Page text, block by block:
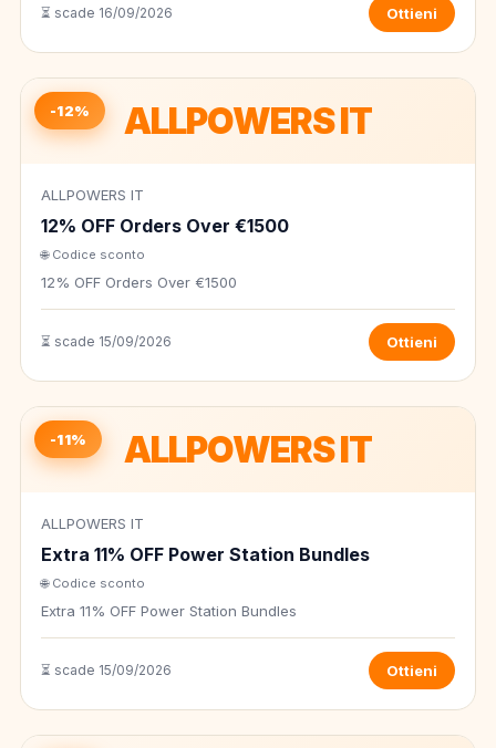
⏳ scade 16/09/2026 Ottieni
ALLPOWERS IT
-12%
ALLPOWERS IT
12% OFF Orders Over €1500
🌐 Codice sconto
12% OFF Orders Over €1500
⏳ scade 15/09/2026 Ottieni
ALLPOWERS IT
-11%
ALLPOWERS IT
Extra 11% OFF Power Station Bundles
🌐 Codice sconto
Extra 11% OFF Power Station Bundles
⏳ scade 15/09/2026 Ottieni